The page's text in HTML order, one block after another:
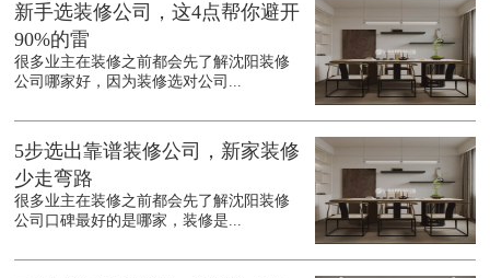
新手选装修公司，这4点帮你避开
90%的雷
很多业主在装修之前都会先了解沈阳装修
公司哪家好，因为装修选对公司...
5步选出靠谱装修公司，新家装修
少走弯路
很多业主在装修之前都会先了解沈阳装修
公司口碑最好的是哪家，装修是...